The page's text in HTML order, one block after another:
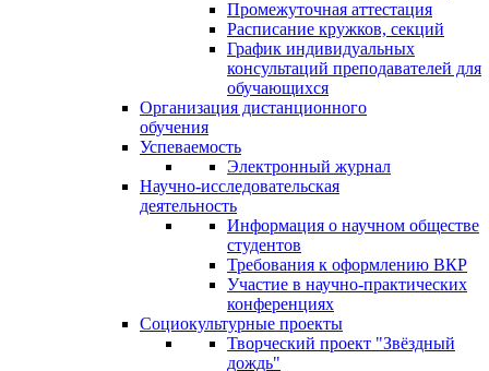
Промежуточная аттестация
Расписание кружков, секций
График индивидуальных
консультаций преподавателей для
обучающихся
Организация дистанционного
обучения
Успеваемость
Электронный журнал
Научно-исследовательская
деятельность
Информация о научном обществе
студентов
Требования к оформлению ВКР
Участие в научно-практических
конференциях
Социокультурные проекты
Творческий проект "Звёздный
дождь"